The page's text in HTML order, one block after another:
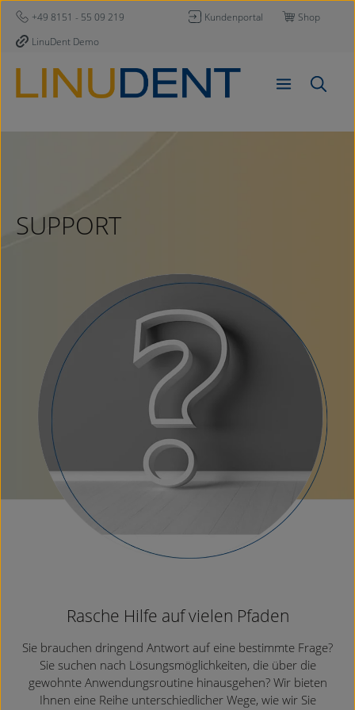
Zum Hauptinhalt springen
+49 8151 - 55 09 219 Kundenportal
Shop
LinuDent Demo
SUPPORT
Rasche Hilfe auf vielen Pfaden
Sie brauchen dringend Antwort auf eine bestimmte Frage?
Sie suchen nach Lösungsmöglichkeiten, die über die
gewohnte Anwendungsroutine hinausgehen? Wir bieten
Ihnen eine Reihe unterschiedlicher Wege, wie wir Sie